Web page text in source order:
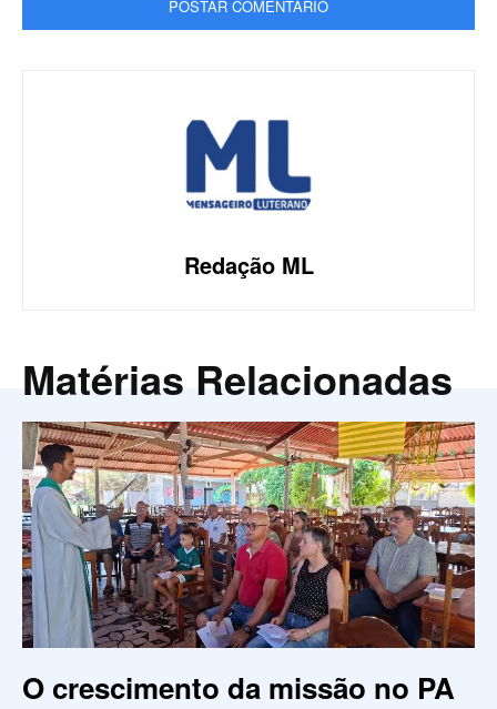
Redação ML
Matérias Relacionadas
O crescimento da missão no PA